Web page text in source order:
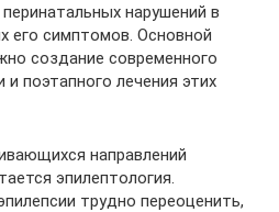
нарушений в
его симптомов. Основной
создание современного
поэтапного лечения этих
направлений
эпилептология.
трудно переоценить,